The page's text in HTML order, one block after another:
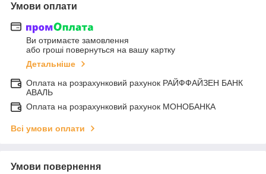
Умови оплати
Ви отримаєте замовлення
або гроші повернуться на вашу картку
Детальніше
Оплата на розрахунковий рахунок РАЙФФАЙЗЕН БАНК
АВАЛЬ
Оплата на розрахунковий рахунок МОНОБАНКА
Всі умови оплати
Умови повернення